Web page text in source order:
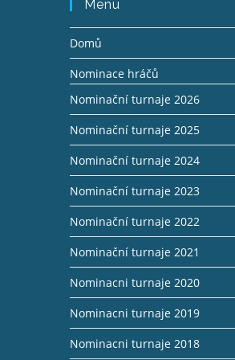
Menu
Domů
Nominace hráčů
Nominační turnaje 2026
Nominační turnaje 2025
Nominační turnaje 2024
Nominační turnaje 2023
Nominační turnaje 2022
Nominační turnaje 2021
Nominacni turnaje 2020
Nominacni turnaje 2019
Nominacni turnaje 2018